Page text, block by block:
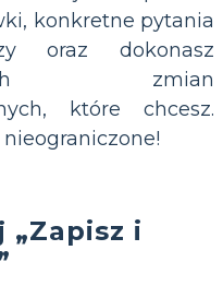
konkretne pytania
oraz dokonasz
zmian
które chcesz.
„Zapisz i